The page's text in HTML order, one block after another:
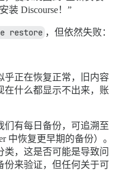
装 Discourse！”
restore ，但依然失败：
乎正在恢复正常，旧内容
在什么都显示不出来，账
们有每日备份，可追溯至
中恢复更早期的备份）。
类，这是否可能是导致问
份来验证，但任何关于可